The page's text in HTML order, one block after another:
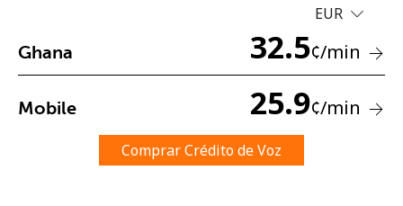
No se ha creado una contraseña
Mínimo 8 caracteres
Un caracter especial
EUR
Ghana 32.5¢/min
Mobile 25.9¢/min
Comprar Crédito de Voz